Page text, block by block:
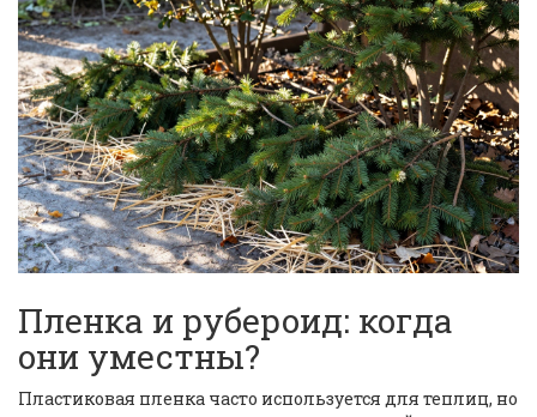
Пленка и рубероид: когда
они уместны?
Пластиковая пленка часто используется для теплиц, но